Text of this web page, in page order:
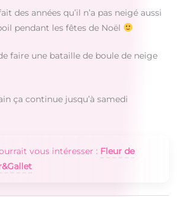
des années qu’il n’a pas neigé aussi
pendant les fêtes de Noël
faire une bataille de boule de neige
ça continue jusqu’à samedi
vous intéresser : Fleur de